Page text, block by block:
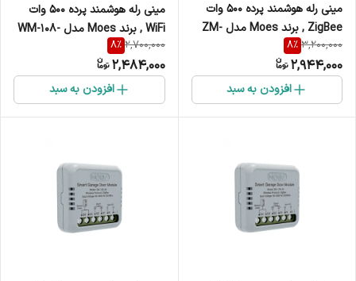
مینی رله هوشمند پرده 500 وات
ZigBee , برند Moes مدل ZM-
108-M
3,200,000
8%
2,944,000
افزودن به سبد
مینی رله هوشمند پرده 500 وات
WiFi , برند Moes مدل WM-108-
M
2,700,000
8%
2,484,000
افزودن به سبد